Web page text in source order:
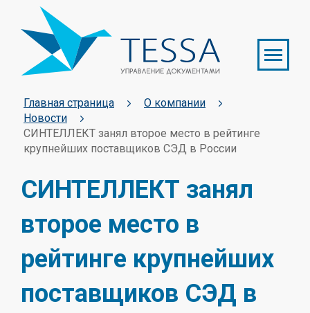
Главная страница
О компании
Новости
СИНТЕЛЛЕКТ занял второе место в рейтинге
крупнейших поставщиков СЭД в России
СИНТЕЛЛЕКТ занял
второе место в
рейтинге крупнейших
поставщиков СЭД в